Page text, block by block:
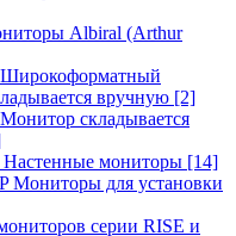
Albiral (Arthur
вручную [2]
складывается
мониторы [14]
Мониторы для установки
серии RISE и